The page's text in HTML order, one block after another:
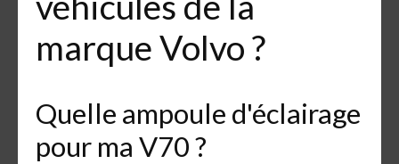
marque Volvo ?
Quelle ampoule d'éclairage
pour ma V70 ?